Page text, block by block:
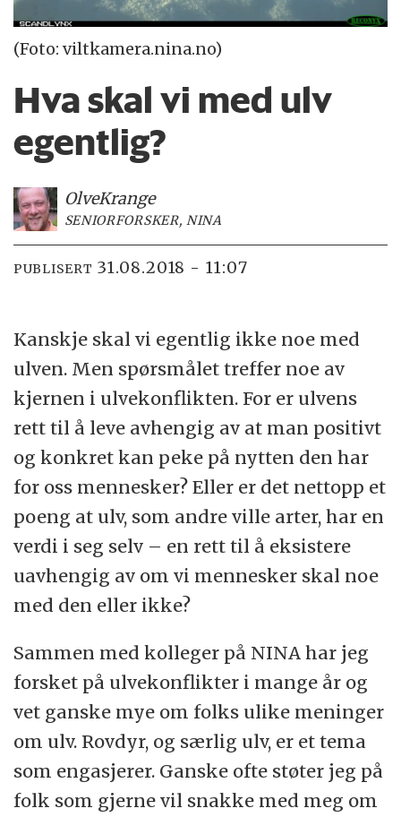
(Foto: viltkamera.nina.no)
Hva skal vi med ulv
egentlig?
OlveKrange
SENIORFORSKER, NINA
PUBLISERT 31.08.2018 - 11:07
Kanskje skal vi egentlig ikke noe med
ulven. Men spørsmålet treffer noe av
kjernen i ulvekonflikten. For er ulvens
rett til å leve avhengig av at man positivt
og konkret kan peke på nytten den har
for oss mennesker? Eller er det nettopp et
poeng at ulv, som andre ville arter, har en
verdi i seg selv – en rett til å eksistere
uavhengig av om vi mennesker skal noe
med den eller ikke?
Sammen med kolleger på NINA har jeg
forsket på ulvekonflikter i mange år og
vet ganske mye om folks ulike meninger
om ulv. Rovdyr, og særlig ulv, er et tema
som engasjerer. Ganske ofte støter jeg på
folk som gjerne vil snakke med meg om